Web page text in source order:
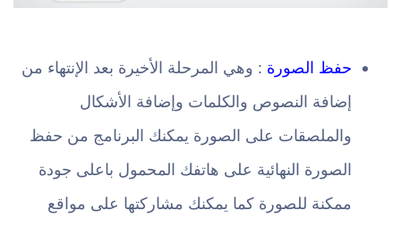
حفظ الصورة : وهي المرحلة الأخيرة بعد الإنتهاء من
إضافة النصوص والكلمات وإضافة الأشكال
والملصقات على الصورة يمكنك البرنامج من حفظ
الصورة النهائية على هاتفك المحمول باعلى جودة
ممكنة للصورة كما يمكنك مشاركتها على مواقع